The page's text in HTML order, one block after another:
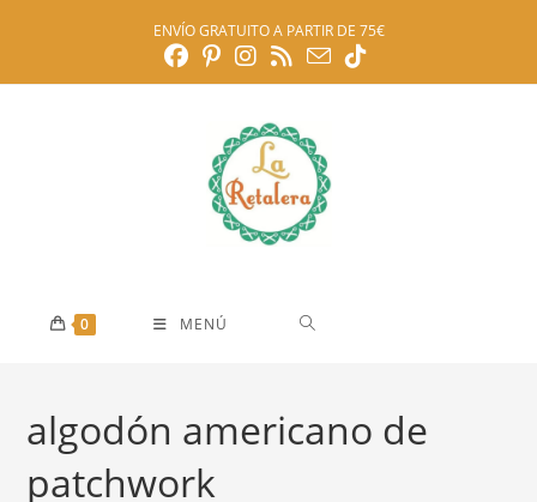
ENVÍO GRATUITO A PARTIR DE 75€
0 MENÚ
algodón americano de
patchwork